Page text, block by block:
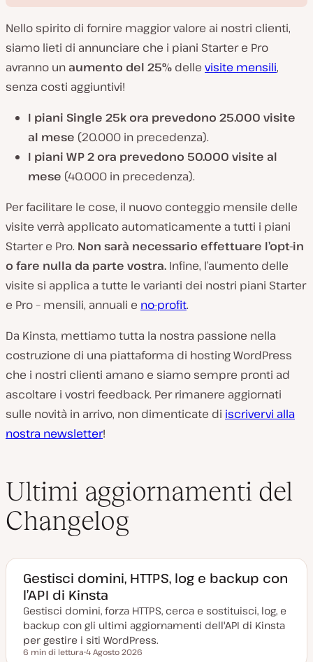
p
o
u
i
d
e
o
Nello spirito di fornire maggior valore ai nostri clienti,
siamo lieti di annunciare che i piani Starter e Pro
avranno unaumento del 25% delle visite mensili,
senza costi aggiuntivi!
I piani Single 25k ora prevedono 25.000 visite
al mese (20.000 in precedenza).
I piani WP 2 ora prevedono 50.000 visite al
mese (40.000 in precedenza).
Per facilitare le cose, il nuovo conteggio mensile delle
visite verrà applicato automaticamente a tutti i piani
Starter e Pro. Non sarà necessario effettuare l’opt-in
o fare nulla da parte vostra. Infine, l’aumento delle
visite si applica a tutte le varianti dei nostri piani Starter
e Pro – mensili, annuali e no-profit.
Da Kinsta, mettiamo tutta la nostra passione nella
costruzione di una piattaforma di hosting WordPress
che i nostri clienti amano e siamo sempre pronti ad
ascoltare i vostri feedback. Per rimanere aggiornati
sulle novità in arrivo, non dimenticate di iscrivervi alla
nostra newsletter!
Ultimi aggiornamenti del
Changelog
Gestisci domini, HTTPS, log e backup con
l’API di Kinsta
Gestisci domini, forza HTTPS, cerca e sostituisci, log, e
backup con gli ultimi aggiornamenti dell'API di Kinsta
per gestire i siti WordPress.
Tempo di lettura
6 min di lettura 4 Agosto 2026